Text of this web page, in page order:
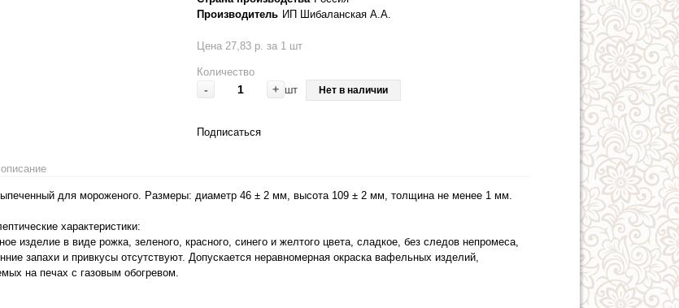
Производитель ИП Шибаланская А.А.
Цена 27,83 р. за 1 шт
Количество
- + шт Нет в наличии
Подписаться
для мороженого. Размеры: диаметр 46 ± 2 мм, высота 109 ± 2 мм, толщина не менее 1 мм.
характеристики:
изделие в виде рожка, зеленого, красного, синего и желтого цвета, сладкое, без следов непромеса,
запахи и привкусы отсутствуют. Допускается неравномерная окраска вафельных изделий,
на печах с газовым обогревом.